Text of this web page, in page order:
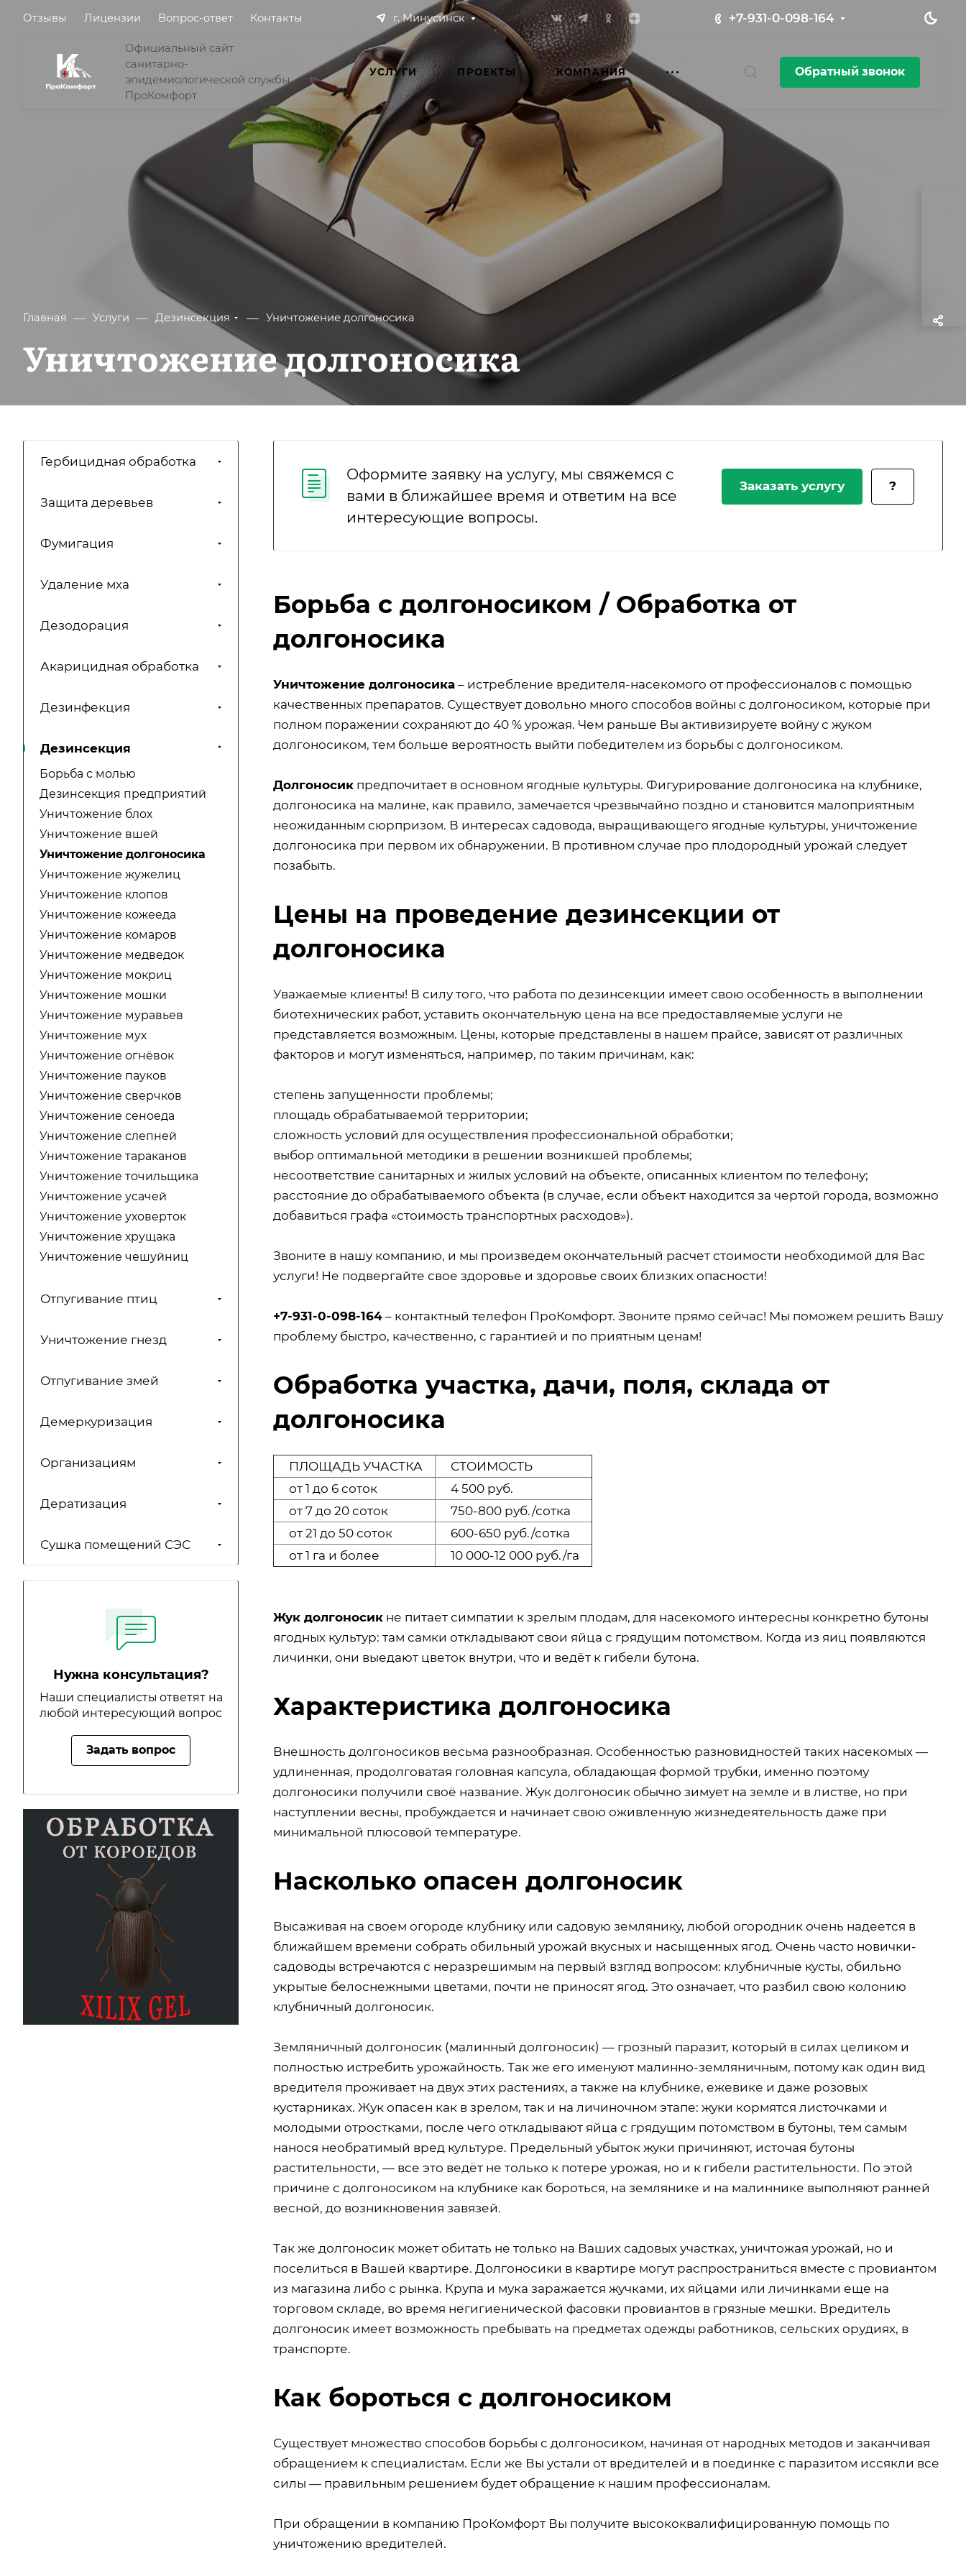
Отзывы Лицензии Вопрос-ответ Контакты г. Минусинск +7-931-0-098-164
Официальный сайт
санитарно-
эпидемиологической службы
ПроКомфорт
УСЛУГИ ПРОЕКТЫ КОМПАНИЯ Обратный звонок
Главная — Услуги — Дезинсекция — Уничтожение долгоносика
Уничтожение долгоносика
Оформите заявку на услугу, мы свяжемся с
вами в ближайшее время и ответим на все
интересующие вопросы.
Заказать услугу ?
Борьба с долгоносиком / Обработка от
долгоносика
Уничтожение долгоносика – истребление вредителя-насекомого от профессионалов с помощью
качественных препаратов. Существует довольно много способов войны с долгоносиком, которые при
полном поражении сохраняют до 40 % урожая. Чем раньше Вы активизируете войну с жуком
долгоносиком, тем больше вероятность выйти победителем из борьбы с долгоносиком.
Долгоносик предпочитает в основном ягодные культуры. Фигурирование долгоносика на клубнике,
долгоносика на малине, как правило, замечается чрезвычайно поздно и становится малоприятным
неожиданным сюрпризом. В интересах садовода, выращивающего ягодные культуры, уничтожение
долгоносика при первом их обнаружении. В противном случае про плодородный урожай следует
позабыть.
Цены на проведение дезинсекции от
долгоносика
Уважаемые клиенты! В силу того, что работа по дезинсекции имеет свою особенность в выполнении
биотехнических работ, уставить окончательную цена на все предоставляемые услуги не
представляется возможным. Цены, которые представлены в нашем прайсе, зависят от различных
факторов и могут изменяться, например, по таким причинам, как:
степень запущенности проблемы;
площадь обрабатываемой территории;
сложность условий для осуществления профессиональной обработки;
выбор оптимальной методики в решении возникшей проблемы;
несоответствие санитарных и жилых условий на объекте, описанных клиентом по телефону;
расстояние до обрабатываемого объекта (в случае, если объект находится за чертой города, возможно
добавиться графа «стоимость транспортных расходов»).
Звоните в нашу компанию, и мы произведем окончательный расчет стоимости необходимой для Вас
услуги! Не подвергайте свое здоровье и здоровье своих близких опасности!
+7-931-0-098-164 – контактный телефон ПроКомфорт. Звоните прямо сейчас! Мы поможем решить Вашу
проблему быстро, качественно, с гарантией и по приятным ценам!
Обработка участка, дачи, поля, склада от
долгоносика
ПЛОЩАДЬ УЧАСТКА
СТОИМОСТЬ
от 1 до 6 соток
4 500 руб.
от 7 до 20 соток
750-800 руб./сотка
от 21 до 50 соток
600-650 руб./сотка
от 1 га и более
10 000-12 000 руб./га
Жук долгоносик не питает симпатии к зрелым плодам, для насекомого интересны конкретно бутоны
ягодных культур: там самки откладывают свои яйца с грядущим потомством. Когда из яиц появляются
личинки, они выедают цветок внутри, что и ведёт к гибели бутона.
Характеристика долгоносика
Внешность долгоносиков весьма разнообразная. Особенностью разновидностей таких насекомых —
удлиненная, продолговатая головная капсула, обладающая формой трубки, именно поэтому
долгоносики получили своё название. Жук долгоносик обычно зимует на земле и в листве, но при
наступлении весны, пробуждается и начинает свою оживленную жизнедеятельность даже при
минимальной плюсовой температуре.
Насколько опасен долгоносик
Высаживая на своем огороде клубнику или садовую землянику, любой огородник очень надеется в
ближайшем времени собрать обильный урожай вкусных и насыщенных ягод. Очень часто новички-
садоводы встречаются с неразрешимым на первый взгляд вопросом: клубничные кусты, обильно
укрытые белоснежными цветами, почти не приносят ягод. Это означает, что разбил свою колонию
клубничный долгоносик.
Земляничный долгоносик (малинный долгоносик) — грозный паразит, который в силах целиком и
полностью истребить урожайность. Так же его именуют малинно-земляничным, потому как один вид
вредителя проживает на двух этих растениях, а также на клубнике, ежевике и даже розовых
кустарниках. Жук опасен как в зрелом, так и на личиночном этапе: жуки кормятся листочками и
молодыми отростками, после чего откладывают яйца с грядущим потомством в бутоны, тем самым
нанося необратимый вред культуре. Предельный убыток жуки причиняют, источая бутоны
растительности, — все это ведёт не только к потере урожая, но и к гибели растительности. По этой
причине с долгоносиком на клубнике как бороться, на землянике и на малиннике выполняют ранней
весной, до возникновения завязей.
Так же долгоносик может обитать не только на Ваших садовых участках, уничтожая урожай, но и
поселиться в Вашей квартире. Долгоносики в квартире могут распространиться вместе с провиантом
из магазина либо с рынка. Крупа и мука заражается жучками, их яйцами или личинками еще на
торговом складе, во время негигиенической фасовки провиантов в грязные мешки. Вредитель
долгоносик имеет возможность пребывать на предметах одежды работников, сельских орудиях, в
транспорте.
Как бороться с долгоносиком
Существует множество способов борьбы с долгоносиком, начиная от народных методов и заканчивая
обращением к специалистам. Если же Вы устали от вредителей и в поединке с паразитом иссякли все
силы — правильным решением будет обращение к нашим профессионалам.
При обращении в компанию ПроКомфорт Вы получите высококвалифицированную помощь по
уничтожению вредителей.
Гербицидная обработка
Защита деревьев
Фумигация
Удаление мха
Дезодорация
Акарицидная обработка
Дезинфекция
Дезинсекция
Борьба с молью
Дезинсекция предприятий
Уничтожение блох
Уничтожение вшей
Уничтожение долгоносика
Уничтожение жужелиц
Уничтожение клопов
Уничтожение кожееда
Уничтожение комаров
Уничтожение медведок
Уничтожение мокриц
Уничтожение мошки
Уничтожение муравьев
Уничтожение мух
Уничтожение огнёвок
Уничтожение пауков
Уничтожение сверчков
Уничтожение сеноеда
Уничтожение слепней
Уничтожение тараканов
Уничтожение точильщика
Уничтожение усачей
Уничтожение уховерток
Уничтожение хрущака
Уничтожение чешуйниц
Отпугивание птиц
Уничтожение гнезд
Отпугивание змей
Демеркуризация
Организациям
Дератизация
Сушка помещений СЭС
Нужна консультация?
Наши специалисты ответят на
любой интересующий вопрос
Задать вопрос